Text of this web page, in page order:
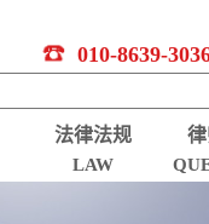
010-8639-
法律法规
LAW